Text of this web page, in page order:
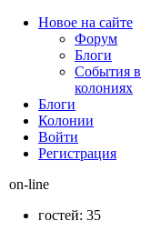
Новое на сайте
Форум
Блоги
События в
колониях
Блоги
Колонии
Войти
Peгиcтpaция
on-line
гостей: 35